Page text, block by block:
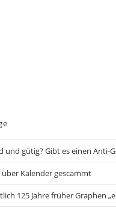
und gütig? Gibt es einen Anti-
Kalender gescammt
125 Jahre früher Graphen